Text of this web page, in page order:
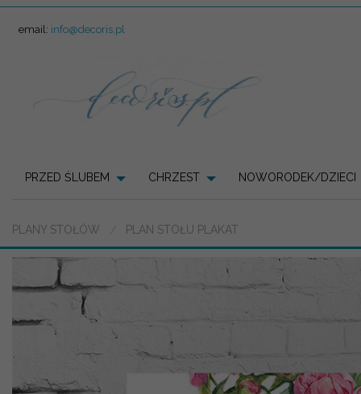
email: info@decoris.pl
PRZED ŚLUBEM CHRZEST NOWORODEK/DZIECI
PLANY STOŁÓW PLAN STOŁU PLAKAT